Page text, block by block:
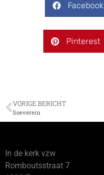
Facebook
Pinterest
VORIGE BERICHT
Soeverein
In de kerk vzw
Romboutsstraat 7